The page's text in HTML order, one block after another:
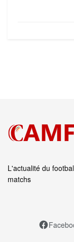
L'actualité du
matchs